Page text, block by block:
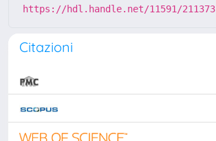
https://hdl.handle.net/11591/211373
Citazioni